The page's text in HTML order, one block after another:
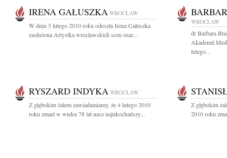
IRENA GAŁUSZKA WROCŁAW
W dniu 5 lutego 2010 roku odeszła Irena Gałuszka
zasłużona Artystka wrocławskich scen oraz...
WROCŁAW
dr Barbara
Akademii
lutego...
RYSZARD INDYKA WROCŁAW
Z głębokim żalem zawiadamiamy, że 4 lutego 2010
roku zmarł w wieku 78 lat nasz najukochańszy...
Z głębokim
2010 roku